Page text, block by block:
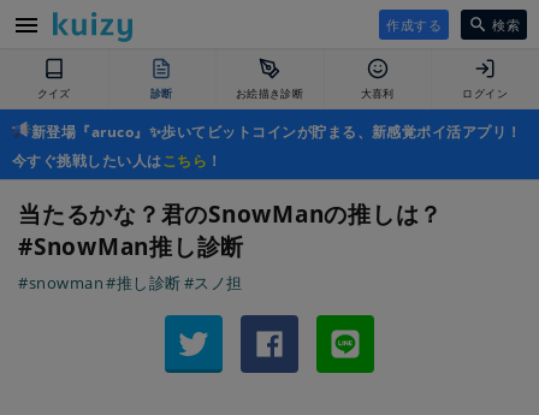
作成する 検索
クイズ 診断 お絵描き診断 大喜利 ログイン
新登場『aruco』✨歩いてビットコインが貯まる、新感覚ポイ活アプリ！
今すぐ挑戦したい人はこちら ！
当たるかな？君のSnowManの推しは？
#SnowMan推し診断
#snowman#推し診断#スノ担